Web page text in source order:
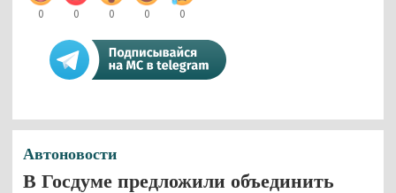
0 0 0 0 0
Автоновости
В Госдуме предложили объединить